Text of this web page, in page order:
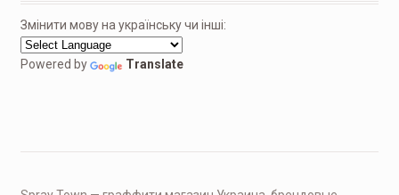
Змінити мову на українську чи інші:
Powered by Translate